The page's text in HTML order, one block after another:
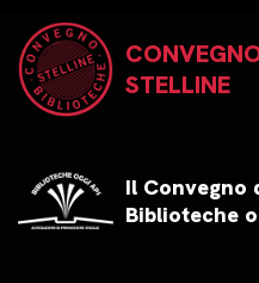
STELLINE
Il Convegno
Biblioteche